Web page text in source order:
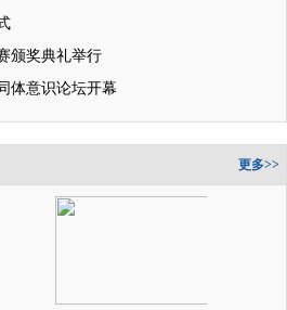
颁奖典礼举行
体意识论坛开幕
更多>>